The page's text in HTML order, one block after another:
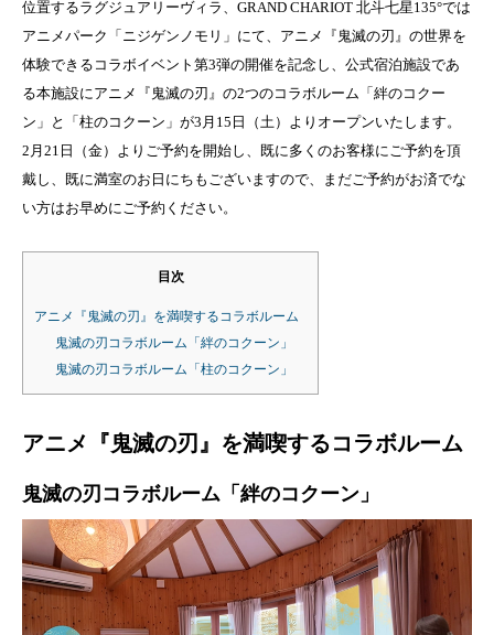
位置するラグジュアリーヴィラ、GRAND CHARIOT 北斗七星135°では
アニメパーク「ニジゲンノモリ」にて、アニメ『鬼滅の刃』の世界を
体験できるコラボイベント第3弾の開催を記念し、公式宿泊施設であ
る本施設にアニメ『鬼滅の刃』の2つのコラボルーム「絆のコクー
ン」と「柱のコクーン」が3月15日（土）よりオープンいたします。
2月21日（金）よりご予約を開始し、既に多くのお客様にご予約を頂
戴し、既に満室のお日にちもございますので、まだご予約がお済でな
い方はお早めにご予約ください。
目次
アニメ『鬼滅の刃』を満喫するコラボルーム
鬼滅の刃コラボルーム「絆のコクーン」
鬼滅の刃コラボルーム「柱のコクーン」
アニメ『鬼滅の刃』を満喫するコラボルーム
鬼滅の刃コラボルーム「絆のコクーン」